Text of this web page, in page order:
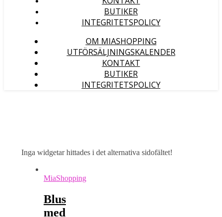
BUTIKER
INTEGRITETSPOLICY
OM MIASHOPPING
UTFÖRSÄLJNINGSKALENDER
KONTAKT
BUTIKER
INTEGRITETSPOLICY
Inga widgetar hittades i det alternativa sidofältet!
MiaShopping
Blus
med